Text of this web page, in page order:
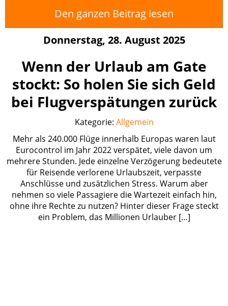
Den ganzen Beitrag lesen
Donnerstag, 28. August 2025
Wenn der Urlaub am Gate
stockt: So holen Sie sich Geld
bei Flugverspätungen zurück
Kategorie: Allgemein
Mehr als 240.000 Flüge innerhalb Europas waren laut
Eurocontrol im Jahr 2022 verspätet, viele davon um
mehrere Stunden. Jede einzelne Verzögerung bedeutete
für Reisende verlorene Urlaubszeit, verpasste
Anschlüsse und zusätzlichen Stress. Warum aber
nehmen so viele Passagiere die Wartezeit einfach hin,
ohne ihre Rechte zu nutzen? Hinter dieser Frage steckt
ein Problem, das Millionen Urlauber […]